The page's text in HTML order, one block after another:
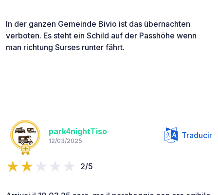
In der ganzen Gemeinde Bivio ist das übernachten
verboten. Es steht ein Schild auf der Passhöhe wenn
man richtung Surses runter fährt.
park4nightTiso
12/03/2025
Traducir
2/5